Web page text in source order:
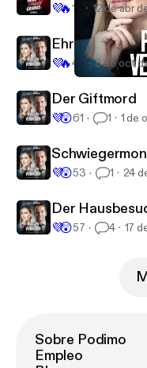
Dr. Alexander
💜🔥16 12 de abr
Ehrenmänner
💜🔥46 8 de oct
Der Giftmord
💜😲61 1 1 de
💜😲53 1 24
Der
💜😲57 4 17
Sobre Podimo
Empleo